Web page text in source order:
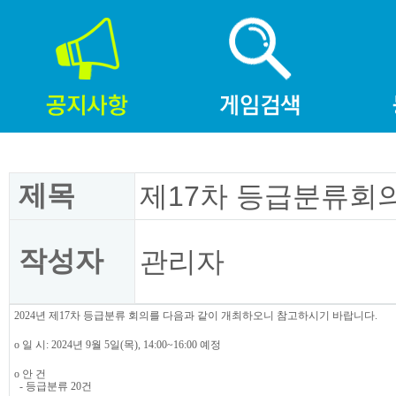
제목 제17차 등급분류회
작성자 관리자
2024년 제17차 등급분류 회의를 다음과 같이 개최하오니 참고하시기 바랍니다.
o 일 시: 2024년 9월 5일(목), 14:00~16:00 예정
o 안 건
- 등급분류 20건